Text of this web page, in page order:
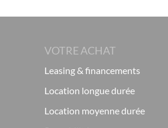
VOTRE ACHAT
leasing & financements
location longue durée
location moyenne durée